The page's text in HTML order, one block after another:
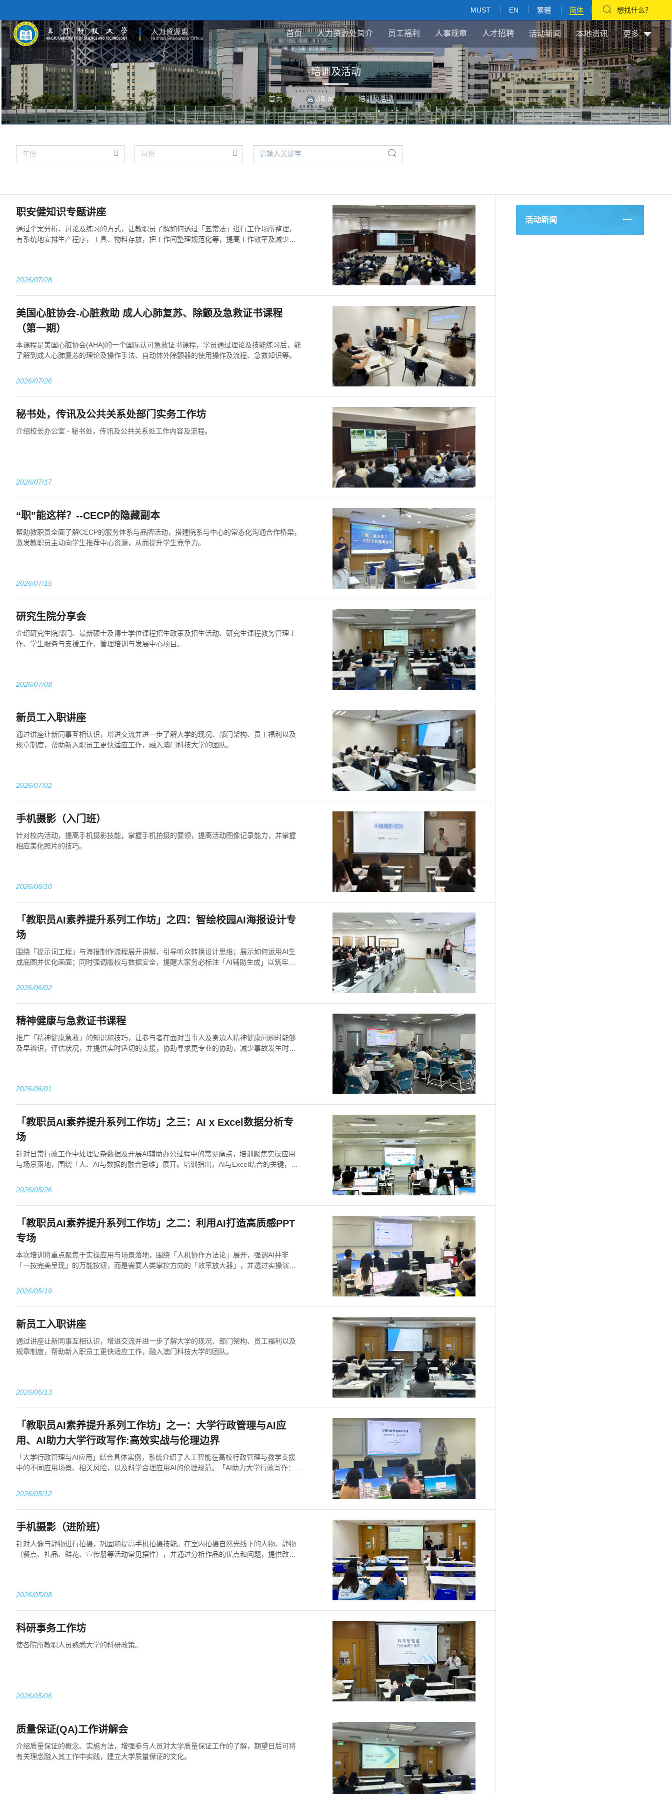
MUST EN 繁體 简体 想找什么？
首页 人力资源处简介 员工福利 人事规章 人才招聘 活动新闻 本地资讯 更多
培训及活动
首页 / 活动新闻 / 培训及活动
职安健知识专题讲座
通过个案分析、讨论及练习的方式，让教职员了解如何透过「五常法」进行工作场所整理，
有系统地安排生产程序，工具、物料存放，把工作间整理规范化等，提高工作效率及减少意
2026/07/28
美国心脏协会-心脏救助 成人心肺复苏、除颤及急救证书课程
（第一期）
本课程是美国心脏协会(AHA)的一个国际认可急救证书课程，学员通过理论及技能练习后，能
了解到成人心肺复苏的理论及操作手法、自动体外除颤器的使用操作及流程、急救知识等。
2026/07/26
秘书处，传讯及公共关系处部门实务工作坊
介绍校长办公室 - 秘书处，传讯及公共关系处工作内容及流程。
2026/07/17
“职”能这样？--CECP的隐藏副本
帮助教职员全面了解CECP的服务体系与品牌活动，搭建院系与中心的常态化沟通合作桥梁，
激发教职员主动向学生推荐中心资源，从而提升学生竞争力。
2026/07/15
研究生院分享会
介绍研究生院部门、最新硕士及博士学位课程招生政策及招生活动、研究生课程教务管理工
作、学生服务与支援工作、管理培训与发展中心项目。
2026/07/08
新员工入职讲座
通过讲座让新同事互相认识，增进交流并进一步了解大学的现况、部门架构、员工福利以及
规章制度，帮助新入职员工更快适应工作，融入澳门科技大学的团队。
2026/07/02
手机摄影（入门班）
针对校内活动，提高手机摄影技能，掌握手机拍摄的要领，提高活动图像记录能力，并掌握
相应美化照片的技巧。
2026/06/10
「教职员AI素养提升系列工作坊」之四：智绘校园AI海报设计专
场
围绕「提示词工程」与海报制作流程展开讲解，引导听众转换设计思维；展示如何运用AI生
成底图并优化画面；同时强调版权与数据安全，提醒大家务必标注「AI辅助生成」以筑牢合
2026/06/02
精神健康与急救证书课程
推广「精神健康急救」的知识和技巧，让参与者在面对当事人及身边人精神健康问题时能够
及早辨识，评估状况，并提供实时适切的支援，协助寻求更专业的协助，减少事故发生时对
2026/06/01
「教职员AI素养提升系列工作坊」之三：AI x Excel数据分析专
场
针对日常行政工作中处理复杂数据及开展AI辅助办公过程中的常见痛点，培训聚焦实操应用
与场景落地，围绕「人、AI与数据的融合思维」展开。培训指出，AI与Excel结合的关键，在
2026/05/26
「教职员AI素养提升系列工作坊」之二：利用AI打造高质感PPT
专场
本次培训将重点聚焦于实操应用与场景落地，围绕「人机协作方法论」展开，强调AI并非
「一按完美呈现」的万能按钮，而是需要人类掌控方向的「效率放大器」，并透过实操演
2026/05/19
新员工入职讲座
通过讲座让新同事互相认识，增进交流并进一步了解大学的现况、部门架构、员工福利以及
规章制度，帮助新入职员工更快适应工作，融入澳门科技大学的团队。
2026/05/13
「教职员AI素养提升系列工作坊」之一：大学行政管理与AI应
用、AI助力大学行政写作:高效实战与伦理边界
「大学行政管理与AI应用」结合具体实例，系统介绍了人工智能在高校行政管理与教学支援
中的不同应用场景、相关风险，以及科学合理应用AI的伦理规范。「AI助力大学行政写作：高
2026/05/12
手机摄影（进阶班）
针对人像与静物进行拍摄，巩固和提高手机拍摄技能。在室内拍摄自然光线下的人物、静物
（餐点、礼品、鲜花、宣传册等活动常见摆件），并通过分析作品的优点和问题，提供改进
2026/05/08
科研事务工作坊
使各院所教职人员熟悉大学的科研政策。
2026/05/06
质量保证(QA)工作讲解会
介绍质量保证的概念、实施方法，增强参与人员对大学质量保证工作的了解，期望日后可将
有关理念融入其工作中实践，建立大学质量保证的文化。
活动新闻